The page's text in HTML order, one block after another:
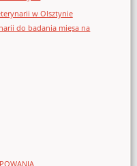
w Olsztynie
do badania mięsa na